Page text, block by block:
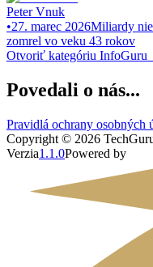
Peter Vnuk
•27. marec 2026Miliardy
zomrel vo veku 43 rokov
Otvoriť kategóriu InfoGuru
Povedali o nás...
Pravidlá ochrany osobných
Copyright © 2026
Verzia1.1.0Powered by